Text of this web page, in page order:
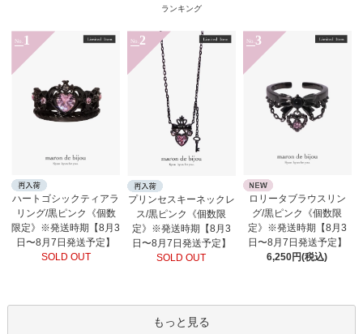
ランキング
No. 1
ハートゴシックティアラ
リング/黒ピンク《個数
限定》※発送時期【8月3
日〜8月7日発送予定】
SOLD OUT
No. 2
プリンセスキーネックレ
ス/黒ピンク《個数限
定》※発送時期【8月3
日〜8月7日発送予定】
SOLD OUT
No. 3
ロリータブラウスリン
グ/黒ピンク《個数限
定》※発送時期【8月3
日〜8月7日発送予定】
6,250円(税込)
もっと見る